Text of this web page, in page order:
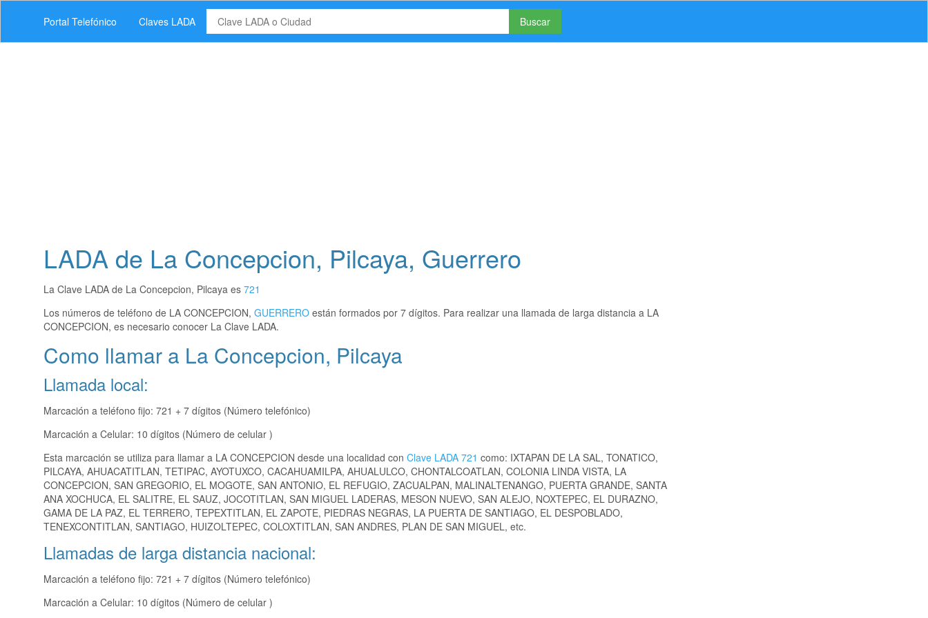
Portal Telefónico Claves LADA Buscar
LADA de La Concepcion, Pilcaya, Guerrero
La Clave LADA de La Concepcion, Pilcaya es 721
Los números de teléfono de LA CONCEPCION, GUERRERO están formados por 7 dígitos. Para realizar una llamada de larga distancia a LA
CONCEPCION, es necesario conocer La Clave LADA.
Como llamar a La Concepcion, Pilcaya
Llamada local:
Marcación a teléfono fijo: 721 + 7 dígitos (Número telefónico)
Marcación a Celular: 10 dígitos (Número de celular )
Esta marcación se utiliza para llamar a LA CONCEPCION desde una localidad con Clave LADA 721 como: IXTAPAN DE LA SAL, TONATICO,
PILCAYA, AHUACATITLAN, TETIPAC, AYOTUXCO, CACAHUAMILPA, AHUALULCO, CHONTALCOATLAN, COLONIA LINDA VISTA, LA
CONCEPCION, SAN GREGORIO, EL MOGOTE, SAN ANTONIO, EL REFUGIO, ZACUALPAN, MALINALTENANGO, PUERTA GRANDE, SANTA
ANA XOCHUCA, EL SALITRE, EL SAUZ, JOCOTITLAN, SAN MIGUEL LADERAS, MESON NUEVO, SAN ALEJO, NOXTEPEC, EL DURAZNO,
GAMA DE LA PAZ, EL TERRERO, TEPEXTITLAN, EL ZAPOTE, PIEDRAS NEGRAS, LA PUERTA DE SANTIAGO, EL DESPOBLADO,
TENEXCONTITLAN, SANTIAGO, HUIZOLTEPEC, COLOXTITLAN, SAN ANDRES, PLAN DE SAN MIGUEL, etc.
Llamadas de larga distancia nacional:
Marcación a teléfono fijo: 721 + 7 dígitos (Número telefónico)
Marcación a Celular: 10 dígitos (Número de celular )